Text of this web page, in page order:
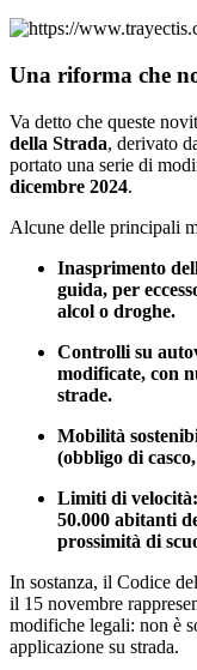
Una riforma che
Va detto che queste
della Strada, derivato
portato una serie di
dicembre 2024.
Alcune delle principali
Inasprimento
guida, per
alcol o droghe.
Controlli su
modificate, con
strade.
Mobilità
(obbligo di
Limiti di
50.000 abitanti
prossimità di
In sostanza, il Codice
il 15 novembre
modifiche legali: non è
applicazione su strada.